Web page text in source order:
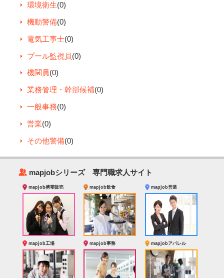
環境衛生(0)
機動警備(0)
電気工事士(0)
プール監視員(0)
機関員(0)
業務管理・幹部候補(0)
一般事務(0)
営業(0)
その他警備(0)
‰mapjobシリーズ 専門職求人サイト
mapjob携帯販売 mapjob飲食 mapjob営業
mapjob工場 mapjob事務 mapjobアパレル